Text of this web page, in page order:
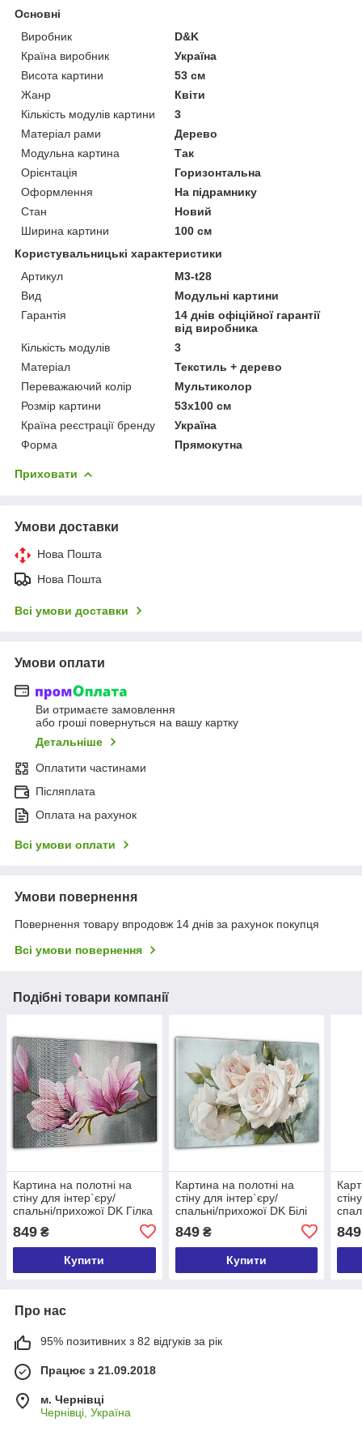
Основні
Виробник
D&K
Країна виробник
Україна
Висота картини
53 см
Жанр
Квіти
Кількість модулів картини
3
Матеріал рами
Дерево
Модульна картина
Так
Орієнтація
Горизонтальна
Оформлення
На підрамнику
Стан
Новий
Ширина картини
100 см
Користувальницькі характеристики
Артикул
M3-t28
Вид
Модульні картини
Гарантія
14 днів офіційної гарантії
від виробника
Кількість модулів
3
Матеріал
Текстиль + дерево
Переважаючий колір
Мультиколор
Розмір картини
53х100 см
Країна реєстрації бренду
Україна
Форма
Прямокутна
Приховати
Умови доставки
Нова Пошта
Нова Пошта
Всі умови доставки
Умови оплати
Ви отримаєте замовлення
або гроші повернуться на вашу картку
Детальніше
Оплатити частинами
Післяплата
Оплата на рахунок
Всі умови оплати
Умови повернення
Повернення товару впродовж 14 днів за рахунок покупця
Всі умови повернення
Подібні товари компанії
Картина на полотні на
стіну для інтер`єру/
спальні/прихожої DK Гілка
з рожевою квіткою 60x100
см (MK10239_M)
849 ₴
Купити
Картина на полотні на
стіну для інтер`єру/
спальні/прихожої DK Білі
(MLP_134)
849₴
Купити
см
849
Про нас
95% позитивних з 82 відгуків за рік
Працює з 21.09.2018
м. Чернівці
Чернівці, Україна